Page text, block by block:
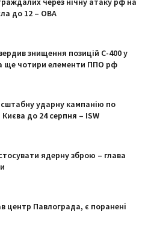
до 12 – ОВА
знищення позицій С-400 у
ще чотири елементи ППО рф
ударну кампанію по
Києва до 24 серпня – ISW
ядерну зброю – глава
центр Павлограда, є поранені